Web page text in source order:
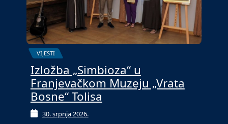
VIJESTI
Izložba „Simbioza“ u
Franjevačkom Muzeju „Vrata
Bosne“ Tolisa
30. srpnja 2026.